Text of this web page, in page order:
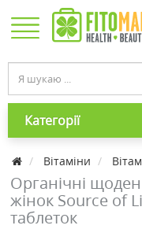
Категорії
Вітаміни
Органічні
жінок Source of
таблеток